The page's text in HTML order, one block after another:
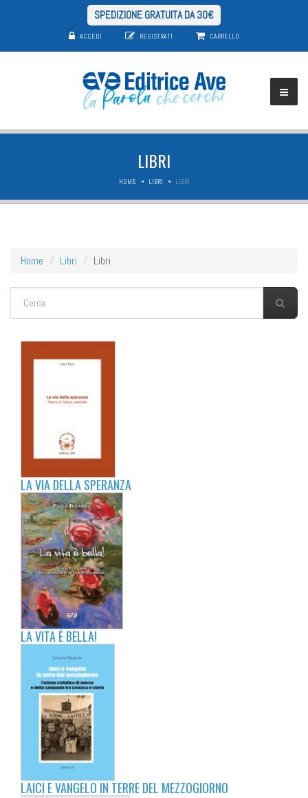
SPEDIZIONE GRATUITA DA 30€
ACCEDI REGISTRATI CARRELLO
LIBRI
HOME LIBRI LIBRI
Home Libri Libri
FORM DI RICERCA
LA VIA DELLA SPERANZA
LA VITA È BELLA!
LAICI E VANGELO IN TERRE DEL MEZZOGIORNO